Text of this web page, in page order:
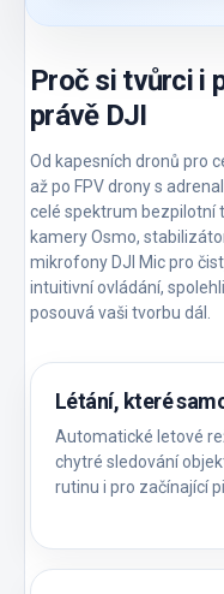
Proč si tvůrci i
právě DJI
Od kapesních dronů pro
až po FPV drony s
celé spektrum bezpilotní
kamery Osmo,
mikrofony DJI Mic pro
intuitivní ovládání,
posouvá vaši tvorbu dál.
Létání, které
Automatické letové
chytré sledování
rutinu i pro začínající